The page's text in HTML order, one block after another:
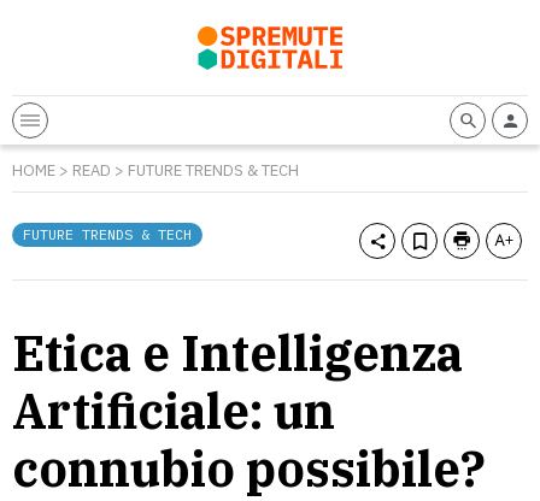
HOME > READ > FUTURE TRENDS & TECH
FUTURE TRENDS & TECH
Etica e Intelligenza
Artificiale: un
connubio possibile?